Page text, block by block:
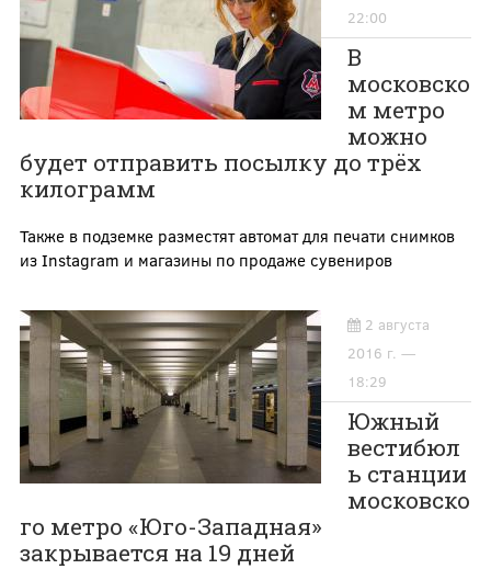
22:00
В
московско
м метро
можно
будет отправить посылку до трёх
килограмм
Также в подземке разместят автомат для печати снимков
из Instagram и магазины по продаже сувениров
2 августа
2016 г. —
18:29
Южный
вестибюл
ь станции
московско
го метро «Юго-Западная»
закрывается на 19 дней